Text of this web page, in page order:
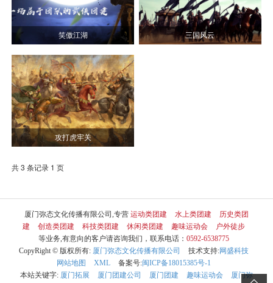
笑傲江湖 三国风云
攻打虎牢关
共 3 条记录 1 页
厦门弥态文化传播有限公司,专营 运动类团建 水上类团建
历史类团
建
创造类团建 科技类团建 休闲类团建 趣味运动会
户外徒步
等业务,有意向的客户请咨询我们，联系电话： 0592-6538775
CopyRight © 版权所有: 厦门弥态文化传播有限公司 技术支持:网盛科技
网站地图
XML 备案号:闽ICP备18015385号-1
本站关键字: 厦门拓展 厦门团建公司 厦门团建 趣味运动会
厦门弥